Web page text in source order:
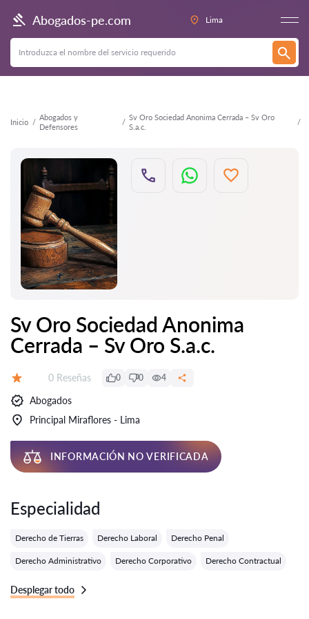
Abogados-pe.com Lima
Inicio
Abogados y
Defensores
Sv Oro Sociedad Anonima Cerrada – Sv Oro
S.a.c.
Atrás
Sv Oro Sociedad Anonima
Cerrada – Sv Oro S.a.c.
Número de reseñas:
0 Reseñas 0 0 4
Abogados
Principal Miraflores - Lima
INFORMACIÓN NO VERIFICADA
Especialidad
Derecho de Tierras Derecho Laboral Derecho Penal
Derecho Administrativo Derecho Corporativo Derecho Contractual
Desplegar todo